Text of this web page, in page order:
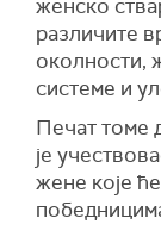
женско
различите
околности,
системе и
Печат томе
је
жене које